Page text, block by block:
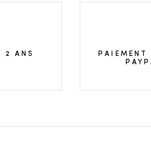
2 ANS
PAIEMENT